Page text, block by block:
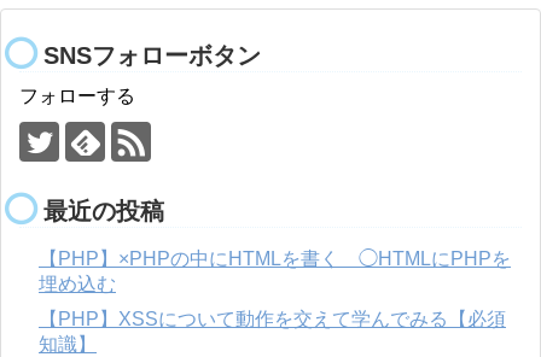
SNSフォローボタン
フォローする
最近の投稿
【PHP】×PHPの中にHTMLを書く ◯HTMLにPHPを
埋め込む
【PHP】XSSについて動作を交えて学んでみる【必須
知識】